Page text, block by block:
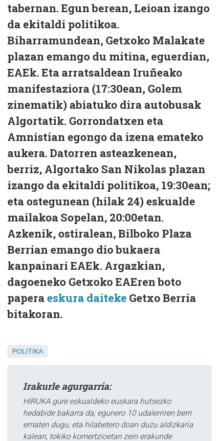
tabernan. Egun berean, Leioan izango
da ekitaldi politikoa.
Biharramundean, Getxoko Malakate
plazan emango du mitina, eguerdian,
EAEk. Eta arratsaldean Iruñeako
manifestaziora (17:30ean, Golem
zinematik) abiatuko dira autobusak
Algortatik. Gorrondatxen eta
Amnistian egongo da izena emateko
aukera. Datorren asteazkenean,
berriz, Algortako San Nikolas plazan
izango da ekitaldi politikoa, 19:30ean;
eta ostegunean (hilak 24) eskualde
mailakoa Sopelan, 20:00etan.
Azkenik, ostiralean, Bilboko Plaza
Berrian emango dio bukaera
kanpainari EAEk. Argazkian,
dagoeneko Getxoko EAEren boto
papera eskura daiteke Getxo Berria
bitakoran.
POLITIKA
Irakurle agurgarria:
HIRUKA gure eskualdeko euskara hutsezko
hedabide bakarra da; egunero 10 udalerriren berri
ematen dugu, eta hilabetero doan duzu aldizkaria
kalean, tokiko komertzioetan zein erakunde